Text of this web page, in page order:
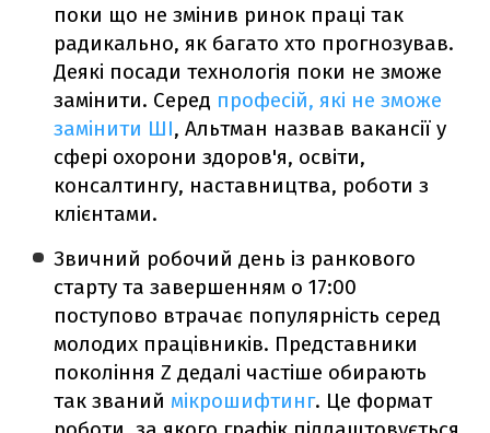
поки що не змінив ринок праці так
радикально, як багато хто прогнозував.
Деякі посади технологія поки не зможе
замінити. Серед професій, які не зможе
замінити ШІ, Альтман назвав вакансії у
сфері охорони здоров'я, освіти,
консалтингу, наставництва, роботи з
клієнтами.
Звичний робочий день із ранкового
старту та завершенням о 17:00
поступово втрачає популярність серед
молодих працівників. Представники
покоління Z дедалі частіше обирають
так званий мікрошифтинг. Це формат